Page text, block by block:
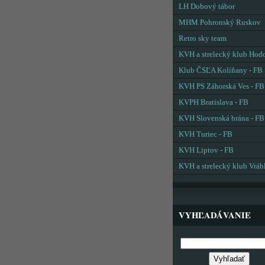
LH Dobový tábor
MHM Pohronský Ruskov
Retro sky team
KVH a strelecký klub
Klub ČSĽA Kolíňany - FB
KVH PS Záhorská Ves - FB
KVPH Bratislava - FB
KVH Slovenská brána - FB
KVH Turiec - FB
KVH Liptov - FB
KVH a strelecký klub
VYHĽADÁVANIE